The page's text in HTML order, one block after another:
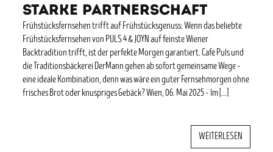
starke Partnerschaft
Frühstücksfernsehen trifft auf Frühstücksgenuss: Wenn das beliebte
Frühstücksfernsehen von PULS 4 & JOYN auf feinste Wiener
Backtradition trifft, ist der perfekte Morgen garantiert. Café Puls und
die Traditionsbäckerei DerMann gehen ab sofort gemeinsame Wege –
eine ideale Kombination, denn was wäre ein guter Fernsehmorgen ohne
frisches Brot oder knuspriges Gebäck? Wien, 06. Mai 2025 – Im […]
WEITERLESEN